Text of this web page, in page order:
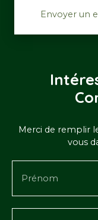
Envoyer un
Merci de remplir
vous
Prénom